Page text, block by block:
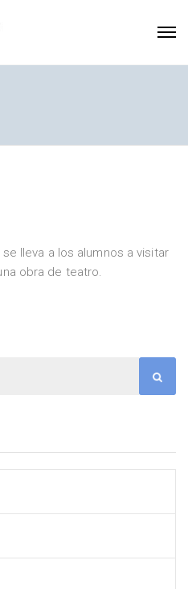
lleva a los alumnos a visitar
obra de teatro.